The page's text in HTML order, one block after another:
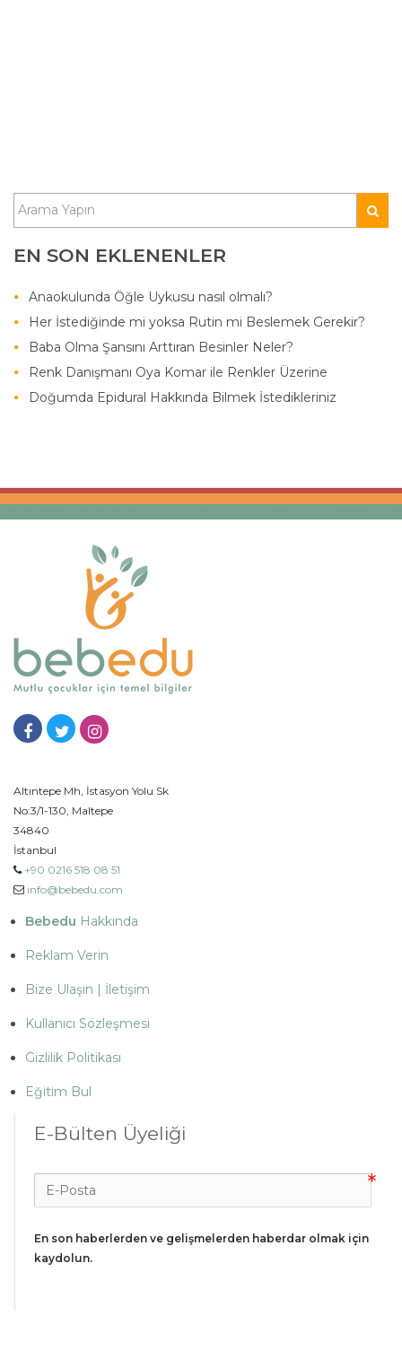
EN SON EKLENENLER
Anaokulunda Öğle Uykusu nasıl olmalı?
Her İstediğinde mi yoksa Rutin mi Beslemek Gerekir?
Baba Olma Şansını Arttıran Besinler Neler?
Renk Danışmanı Oya Komar ile Renkler Üzerine
Doğumda Epidural Hakkında Bilmek İstedikleriniz
Altıntepe Mh, İstasyon Yolu Sk
No:3/1-130, Maltepe
34840
İstanbul
+90 0216 518 08 51
info@bebedu.com
Bebedu Hakkında
Reklam Verin
Bize Ulaşın | İletişim
Kullanıcı Sözleşmesi
Gizlilik Politikası
Eğitim Bul
E-Bülten Üyeliği
En son haberlerden ve gelişmelerden haberdar olmak için
kaydolun.